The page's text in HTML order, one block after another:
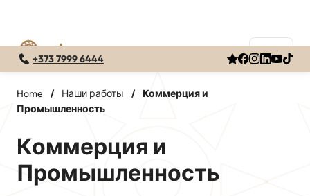
содержимому
+373 7999 6444
Home / Наши работы / Коммерция и
Промышленность
Коммерция и
Промышленность